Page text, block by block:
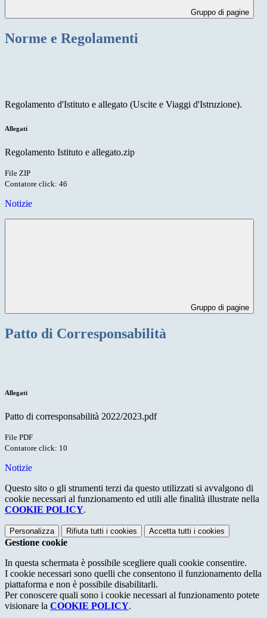
Gruppo di pagine
Norme e Regolamenti
Regolamento d'Istituto e allegato (Uscite e Viaggi d'Istruzione).
Allegati
Regolamento Istituto e allegato.zip
File ZIP
Contatore click: 46
Notizie
Gruppo di pagine
Patto di Corresponsabilità
Allegati
Patto di corresponsabilità 2022/2023.pdf
File PDF
Contatore click: 10
Notizie
Questo sito o gli strumenti terzi da questo utilizzati si avvalgono di
cookie necessari al funzionamento ed utili alle finalità illustrate nella
COOKIE POLICY.
Personalizza Rifiuta tutti i cookies Accetta tutti i cookies
Gestione cookie
In questa schermata è possibile scegliere quali cookie consentire.
I cookie necessari sono quelli che consentono il funzionamento della
piattaforma e non è possibile disabilitarli.
Per conoscere quali sono i cookie necessari al funzionamento potete
visionare la COOKIE POLICY.